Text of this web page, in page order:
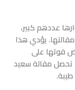
عددهم كبير،
يؤدي هذا
قوتها على
تحصل مقالة سعيد